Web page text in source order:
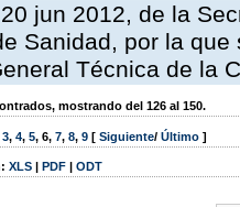
jun 2012, de la
Sanidad, por la
Técnica de la
mostrando del 126 al 150.
3, 4, 5, 6, 7, 8, 9 [ Siguiente/ Último ]
XLS | PDF | ODT